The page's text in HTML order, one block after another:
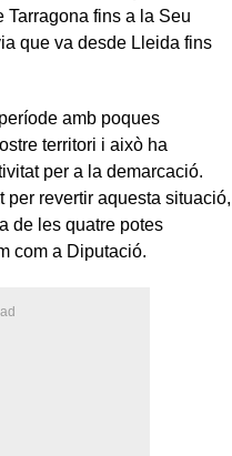
Tarragona fins a la Seu
que va desde Lleida fins
amb poques
territori i això ha
per a la demarcació.
per revertir aquesta situació,
de les quatre potes
com a Diputació.